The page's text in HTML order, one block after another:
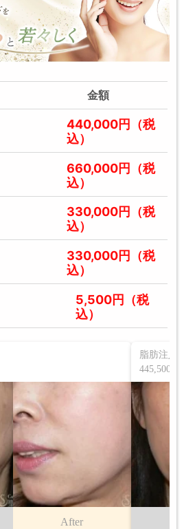
金額
440,000円（税
込）
660,000円（税
込）
330,000円（税
込）
330,000円（税
込）
5,500円（税
込）
After
脂肪注入
445,500